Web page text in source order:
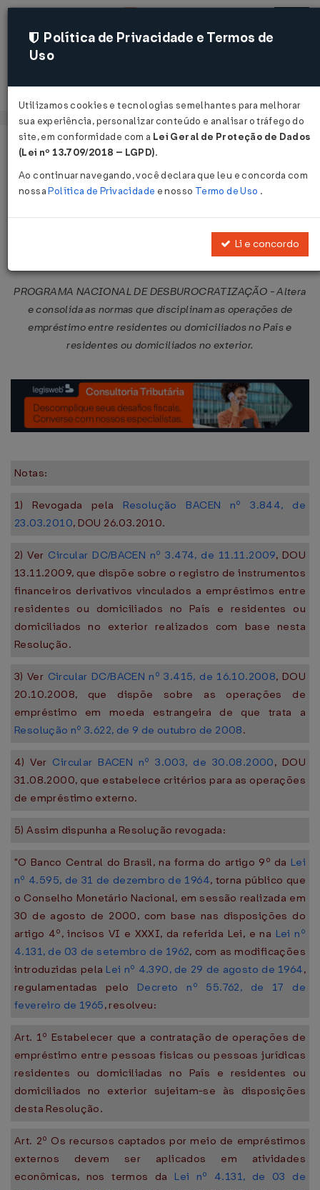
Acessar
Página Inicial Legislações
Resolução BACEN nº 2.770 de
PROGRAMA NACIONAL DE DESBUROCRATIZAÇÃO - Altera
e consolida as normas que disciplinam as operações de
empréstimo entre residentes ou domiciliados no País e
residentes ou domiciliados no exterior.
Notas:
1) Revogada pela Resolução BACEN nº 3.844, de
23.03.2010, DOU 26.03.2010.
2) Ver Circular DC/BACEN nº 3.474, de 11.11.2009, DOU
13.11.2009, que dispõe sobre o registro de instrumentos
financeiros derivativos vinculados a empréstimos entre
residentes ou domiciliados no País e residentes ou
domiciliados no exterior realizados com base nesta
Resolução.
3) Ver Circular DC/BACEN nº 3.415, de 16.10.2008, DOU
20.10.2008, que dispõe sobre as operações de
empréstimo em moeda estrangeira de que trata a
Resolução nº 3.622, de 9 de outubro de 2008.
4) Ver Circular BACEN nº 3.003, de 30.08.2000, DOU
31.08.2000, que estabelece critérios para as operações
de empréstimo externo.
5) Assim dispunha a Resolução revogada:
"O Banco Central do Brasil, na forma do artigo 9º da Lei
nº 4.595, de 31 de dezembro de 1964, torna público que
o Conselho Monetário Nacional, em sessão realizada em
30 de agosto de 2000, com base nas disposições do
artigo 4º, incisos VI e XXXI, da referida Lei, e na Lei nº
4.131, de 03 de setembro de 1962, com as modificações
introduzidas pela Lei nº 4.390, de 29 de agosto de 1964,
regulamentadas pelo Decreto nº 55.762, de 17 de
fevereiro de 1965, resolveu:
Art. 1º Estabelecer que a contratação de operações de
empréstimo entre pessoas físicas ou pessoas jurídicas
residentes ou domiciliadas no País e residentes ou
domiciliados no exterior sujeitam-se às disposições
desta Resolução.
Art. 2º Os recursos captados por meio de empréstimos
externos devem ser aplicados em atividades
econômicas, nos termos da Lei nº 4.131, de 03 de
Política de Privacidade e Termos de
Uso
Utilizamos cookies e tecnologias semelhantes para melhorar
sua experiência, personalizar conteúdo e analisar o tráfego do
site, em conformidade com a Lei Geral de Proteção de Dados
(Lei nº 13.709/2018 – LGPD).
Ao continuar navegando, você declara que leu e concorda com
nossaPolítica de Privacidade e nosso Termo de Uso .
Li e concordo